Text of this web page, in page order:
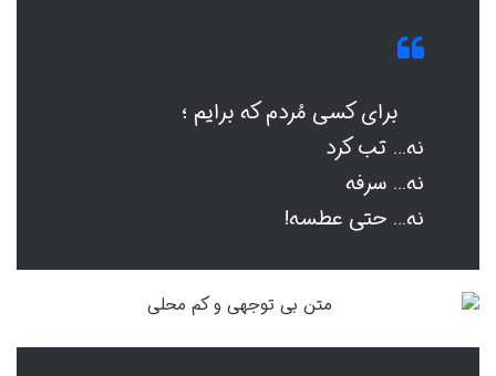
برای کسی مُردم که برایم ؛
نه… تب کرد
نه… سرفه
نه… حتی عطسه!